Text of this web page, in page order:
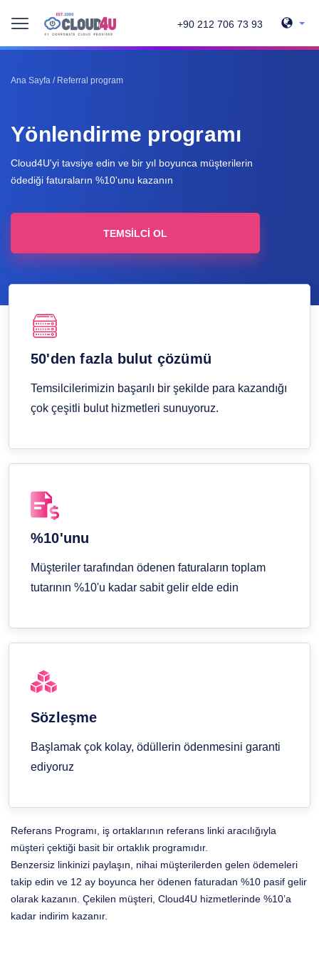
+90 212 706 73 93
Ana Sayfa / Referral program
Yönlendirme programı
Cloud4U'yi tavsiye edin ve bir yıl boyunca müşterilerin
ödediği faturaların %10'unu kazanın
TEMSILCI OL
50'den fazla bulut çözümü
Temsilcilerimizin başarılı bir şekilde para kazandığı
çok çeşitli bulut hizmetleri sunuyoruz.
%10'unu
Müşteriler tarafından ödenen faturaların toplam
tutarının %10'u kadar sabit gelir elde edin
Sözleşme
Başlamak çok kolay, ödüllerin ödenmesini garanti
ediyoruz
Referans Programı, iş ortaklarının referans linki aracılığıyla
müşteri çektiği basit bir ortaklık programıdır.
Benzersiz linkinizi paylaşın, nihai müşterilerden gelen ödemeleri
takip edin ve 12 ay boyunca her ödenen faturadan %10 pasif gelir
olarak kazanın. Çekilen müşteri, Cloud4U hizmetlerinde %10’a
kadar indirim kazanır.